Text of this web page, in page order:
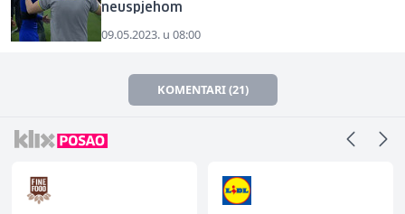
neuspjehom
09.05.2023. u 08:00
KOMENTARI (21)